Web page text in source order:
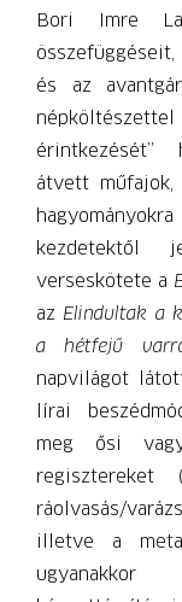
Bori Imre
és az
érintkezését”
átvett
kezdetektől
verseskötete a
az Elindultak a
a hétfejű
napvilágot
lírai
meg ősi
ráolvasás/
illetve a
ugyanakkor